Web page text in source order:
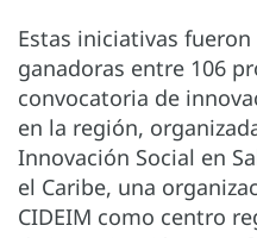
Estas iniciativas
ganadoras entre 106
convocatoria de
en la región,
Innovación Social en
el Caribe, una
CIDEIM como centro